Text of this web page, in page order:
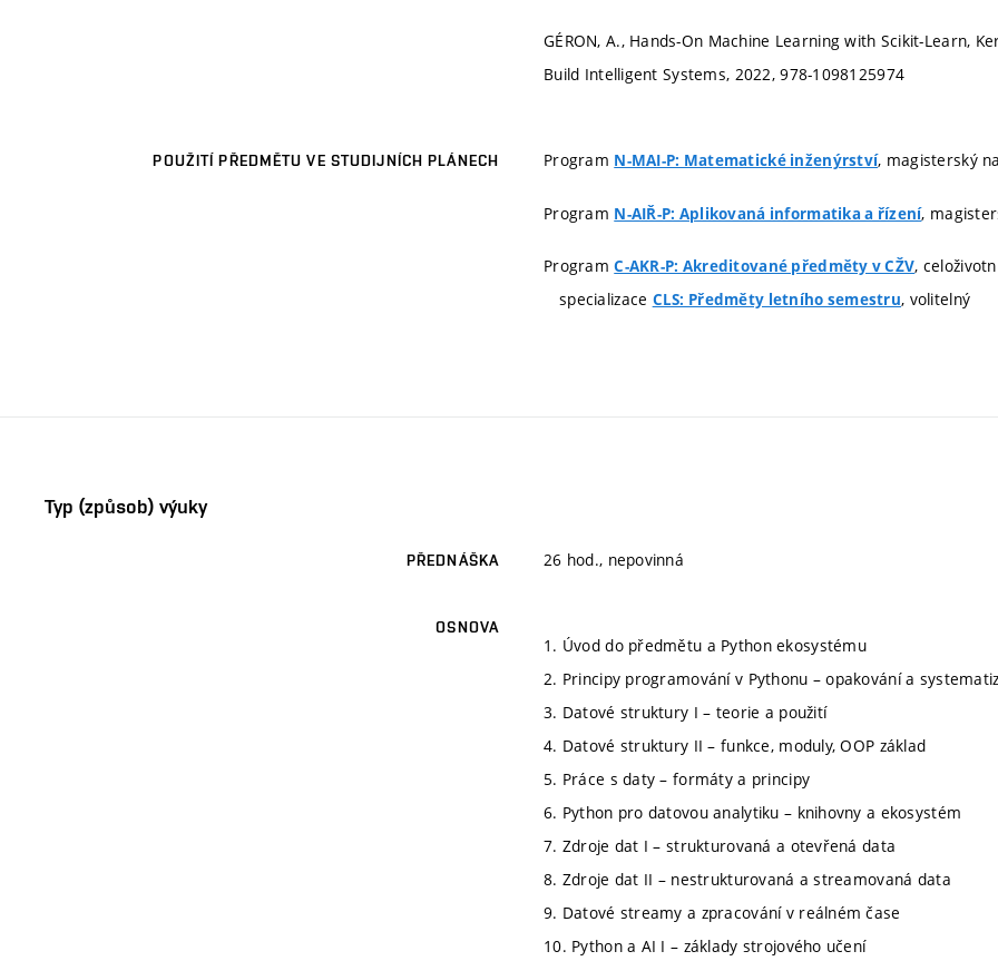
GÉRON, A., Hands-On Machine Learning with Scikit-Learn,
Build Intelligent Systems, 2022, 978-1098125974
POUŽITÍ PŘEDMĚTU VE STUDIJNÍCH PLÁNECH Program N-MAI-P: Matematické inženýrství, magisterský
Program N-AIŘ-P: Aplikovaná informatika a řízení,
ProgramC-AKR-P: Akreditované předměty v CŽV,
specializace CLS: Předměty letního semestru, volitelný
Typ (způsob) výuky
PŘEDNÁŠKA 26 hod., nepovinná
OSNOVA
1. Úvod do předmětu a Python ekosystému
2. Principy programování v Pythonu – opakování a
3. Datové struktury I – teorie a použití
4. Datové struktury II – funkce, moduly, OOP základ
5. Práce s daty – formáty a principy
6. Python pro datovou analytiku – knihovny a ekosystém
7. Zdroje dat I – strukturovaná a otevřená data
8. Zdroje dat II – nestrukturovaná a streamovaná data
9. Datové streamy a zpracování v reálném čase
10. Python a AI I – základy strojového učení